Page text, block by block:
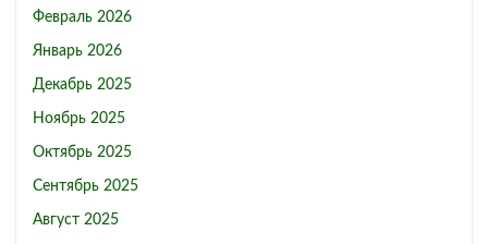
Февраль 2026
Январь 2026
Декабрь 2025
Ноябрь 2025
Октябрь 2025
Сентябрь 2025
Август 2025